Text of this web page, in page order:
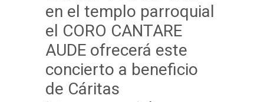
en el templo parroquial
el CORO CANTARE
AUDE ofrecerá este
concierto a beneficio
de Cáritas